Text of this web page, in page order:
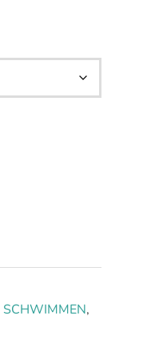
SCHWIMMEN,